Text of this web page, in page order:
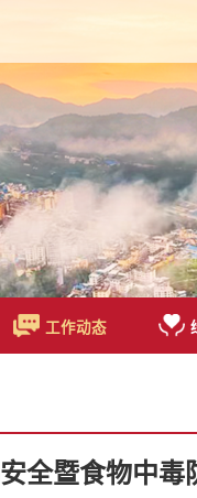
工作动态
全暨食物中毒